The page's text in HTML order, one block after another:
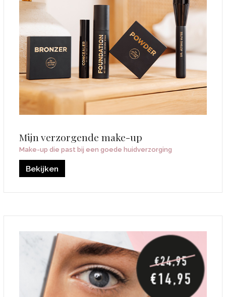
Mijn verzorgende make-up
Make-up die past bij een goede huidverzorging
Bekijken